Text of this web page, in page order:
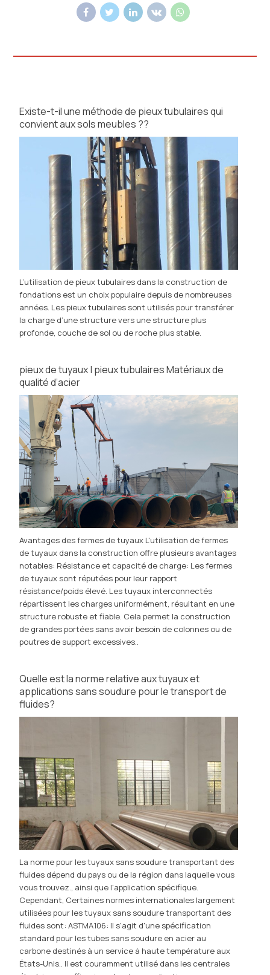
Existe-t-il une méthode de pieux tubulaires qui
convient aux sols meubles ??
L’utilisation de pieux tubulaires dans la construction de
fondations est un choix populaire depuis de nombreuses
années. Les pieux tubulaires sont utilisés pour transférer
la charge d’une structure vers une structure plus
profonde, couche de sol ou de roche plus stable.
pieux de tuyaux | pieux tubulaires Matériaux de
qualité d’acier
Avantages des fermes de tuyaux L'utilisation de fermes
de tuyaux dans la construction offre plusieurs avantages
notables: Résistance et capacité de charge: Les fermes
de tuyaux sont réputées pour leur rapport
résistance/poids élevé. Les tuyaux interconnectés
répartissent les charges uniformément, résultant en une
structure robuste et fiable. Cela permet la construction
de grandes portées sans avoir besoin de colonnes ou de
poutres de support excessives..
Quelle est la norme relative aux tuyaux et
applications sans soudure pour le transport de
fluides?
La norme pour les tuyaux sans soudure transportant des
fluides dépend du pays ou de la région dans laquelle vous
vous trouvez., ainsi que l'application spécifique.
Cependant, Certaines normes internationales largement
utilisées pour les tuyaux sans soudure transportant des
fluides sont: ASTMA106: Il s'agit d'une spécification
standard pour les tubes sans soudure en acier au
carbone destinés à un service à haute température aux
États-Unis.. Il est couramment utilisé dans les centrales